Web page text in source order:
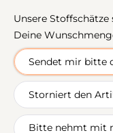
Unsere
Deine
Sendet mir bitte
Storniert den
Bitte nehmt mit